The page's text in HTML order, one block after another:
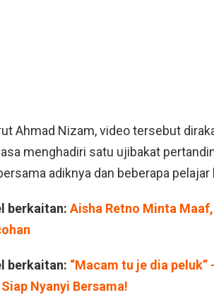
Ahmad Nizam, video tersebut
menghadiri satu ujibakat
adiknya dan beberapa pelajar
berkaitan: Aisha Retno Minta
berkaitan: “Macam tu je dia
Nyanyi Bersama!